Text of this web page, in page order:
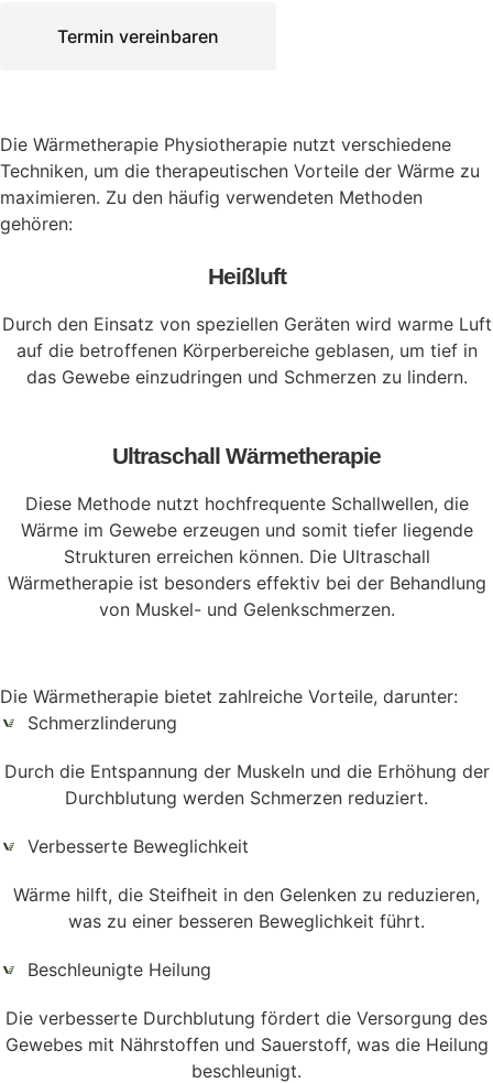
Termin vereinbaren
Die Wärmetherapie Physiotherapie nutzt verschiedene
Techniken, um die therapeutischen Vorteile der Wärme zu
maximieren. Zu den häufig verwendeten Methoden
gehören:
Heißluft
Durch den Einsatz von speziellen Geräten wird warme Luft
auf die betroffenen Körperbereiche geblasen, um tief in
das Gewebe einzudringen und Schmerzen zu lindern.
Ultraschall Wärmetherapie
Diese Methode nutzt hochfrequente Schallwellen, die
Wärme im Gewebe erzeugen und somit tiefer liegende
Strukturen erreichen können. Die Ultraschall
Wärmetherapie ist besonders effektiv bei der Behandlung
von Muskel- und Gelenkschmerzen.
Die Wärmetherapie bietet zahlreiche Vorteile, darunter:
Schmerzlinderung
Durch die Entspannung der Muskeln und die Erhöhung der
Durchblutung werden Schmerzen reduziert.
Verbesserte Beweglichkeit
Wärme hilft, die Steifheit in den Gelenken zu reduzieren,
was zu einer besseren Beweglichkeit führt.
Beschleunigte Heilung
Die verbesserte Durchblutung fördert die Versorgung des
Gewebes mit Nährstoffen und Sauerstoff, was die Heilung
beschleunigt.